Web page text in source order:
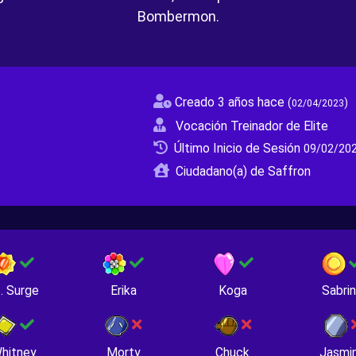
Bombermon.
Creado 3 años hace (02/04/2023)
Vocación Treinador de Elite
Último Inicio de Sesión 09/02/
Ciudadano(a) de Saffron
Surge Erika Koga
Morty Chuck